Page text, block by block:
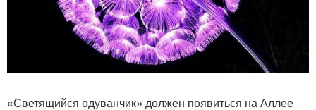
«Светящийся одуванчик» должен появиться на Аллее